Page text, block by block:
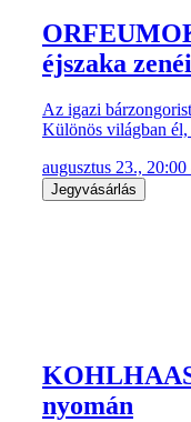
éjszaka zenéi
Az igazi
Különös világban él,
augusztus 23.,
Jegyvásárlás
nyomán